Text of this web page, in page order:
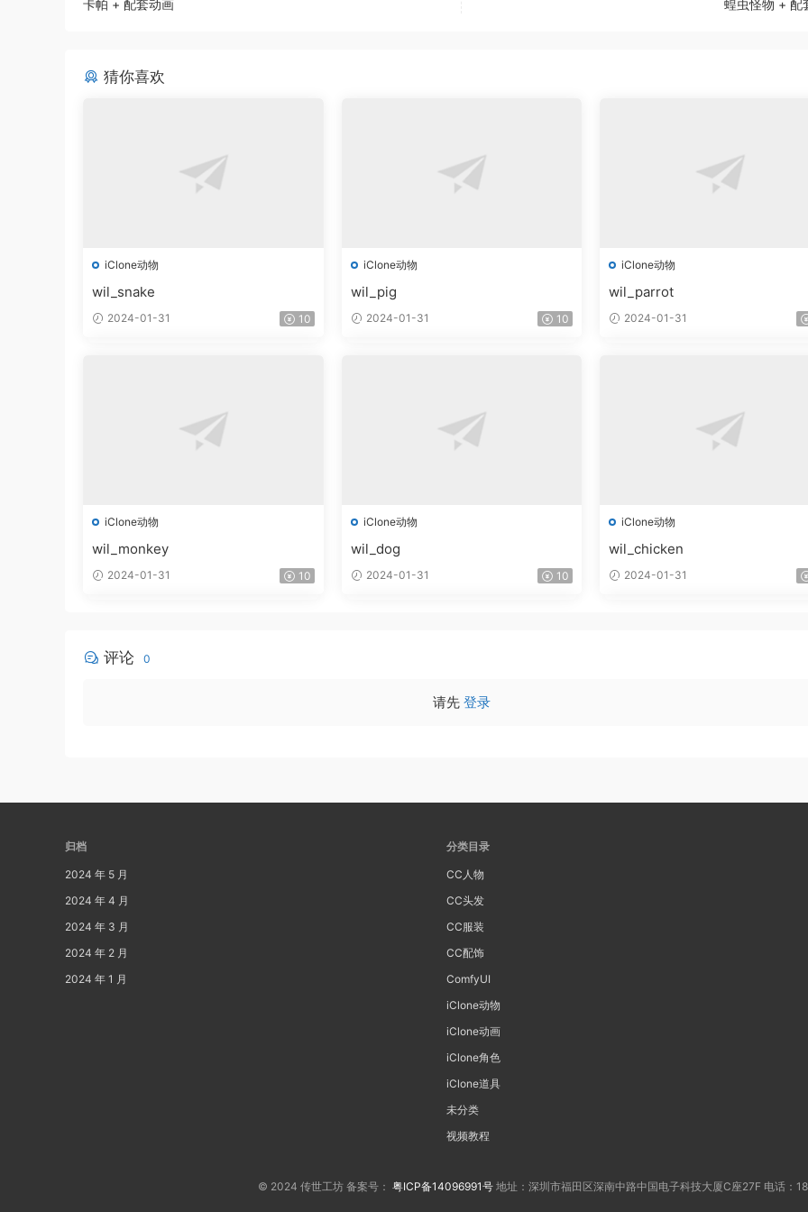
卡帕 + 配套动画 蝗虫怪物 + 配
猜你喜欢
iClone动物
wil_snake
2024-01-31 10
iClone动物
wil_pig
2024-01-31 10
iClone动物
wil_parrot
2024-01-31
iClone动物
wil_monkey
2024-01-31 10
iClone动物
wil_dog
2024-01-31 10
iClone动物
wil_chicken
2024-01-31
评论 0
请先 登录
归档
2024 年 5 月
2024 年 4 月
2024 年 3 月
2024 年 2 月
2024 年 1 月
分类目录
CC人物
CC头发
CC服装
CC配饰
ComfyUI
iClone动物
iClone动画
iClone角色
iClone道具
未分类
视频教程
© 2024 传世工坊 备案号： 粤ICP备14096991号地址：深圳市福田区深南中路中国电子科技大厦C座27F 电话：